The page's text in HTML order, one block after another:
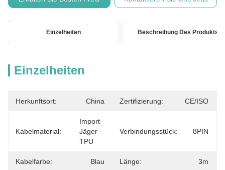
Einzelheiten Beschreibung Des Produkts
Einzelheiten
Herkunftsort: China Zertifizierung: CE/ISO
Kabelmaterial:
Import-
Jäger
TPU
Verbindungsstück: 8PIN
Kabelfarbe: Blau Länge: 3m